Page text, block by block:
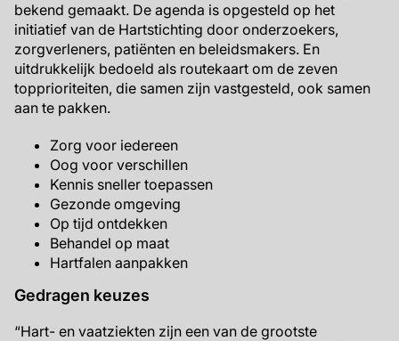
bekend gemaakt. De agenda is opgesteld op het
initiatief van de Hartstichting door onderzoekers,
zorgverleners, patiënten en beleidsmakers. En
uitdrukkelijk bedoeld als routekaart om de zeven
topprioriteiten, die samen zijn vastgesteld, ook samen
aan te pakken.
Zorg voor iedereen
Oog voor verschillen
Kennis sneller toepassen
Gezonde omgeving
Op tijd ontdekken
Behandel op maat
Hartfalen aanpakken
Gedragen keuzes
“Hart- en vaatziekten zijn een van de grootste